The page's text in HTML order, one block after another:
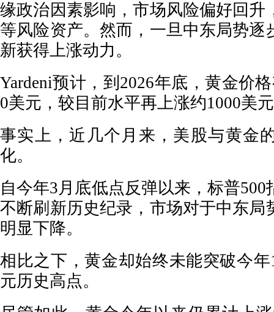
缘政治因素影响，市场风险偏好回升
等风险资产。然而，一旦中东局势逐
新获得上涨动力。
Yardeni预计，到2026年底，黄金价
0美元，较目前水平再上涨约1000美
事实上，近几个月来，美股与黄金
化。
自今年3月底低点反弹以来，标普
不断刷新历史纪录，市场对于中东局
明显下降。
相比之下，黄金却始终未能突破今
元历史高点。